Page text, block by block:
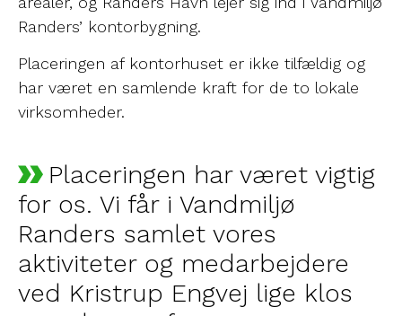
Randers’ kontorbygning.
Placeringen af kontorhuset er ikke tilfældig og
har været en samlende kraft for de to lokale
virksomheder.
Placeringen har været vigtig
for os. Vi får i Vandmiljø
Randers samlet vores
aktiviteter og medarbejdere
ved Kristrup Engvej lige klos